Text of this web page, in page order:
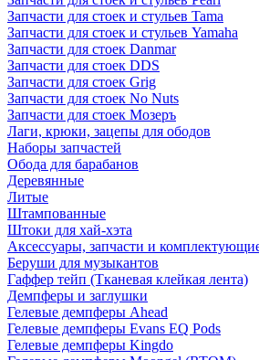
Запчасти для стоек и стульев Tama
Запчасти для стоек и стульев Yamaha
Запчасти для стоек Danmar
Запчасти для стоек DDS
Запчасти для стоек Grig
Запчасти для стоек No Nuts
Запчасти для стоек Мозеръ
Лаги, крюки, зацепы для ободов
Наборы запчастей
Обода для барабанов
Деревянные
Литые
Штампованные
Штоки для хай-хэта
Аксессуары, запчасти и
Беруши для музыкантов
Гаффер тейп (Тканевая клейкая лента)
Демпферы и заглушки
Гелевые демпферы Ahead
Гелевые демпферы Evans EQ Pods
Гелевые демпферы Kingdo